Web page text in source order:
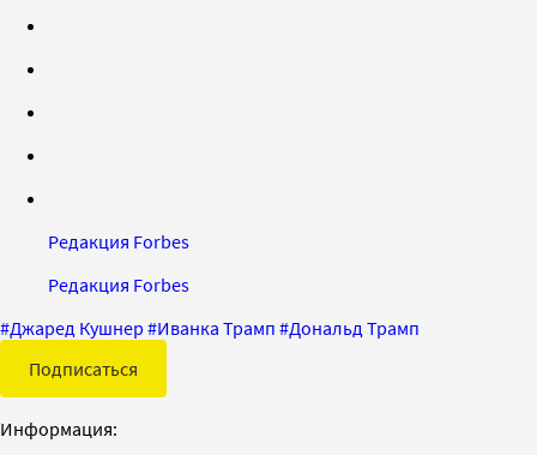
Редакция Forbes
Редакция Forbes
#Джаред Кушнер #Иванка Трамп #Дональд Трамп
Подписаться
Информация: